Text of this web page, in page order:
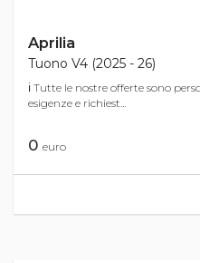
Aprilia
Tuono V4 (2025 - 26)
ℹ Tutte le nostre offerte sono
esigenze e richiest...
0 euro